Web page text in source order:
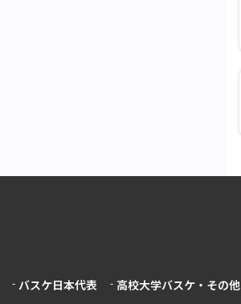
バスケ日本代表 高校大学バスケ・その他